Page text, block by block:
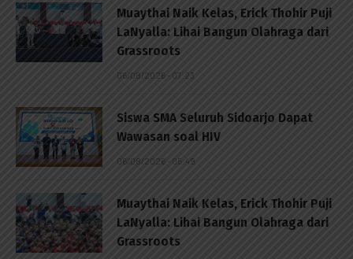
Muaythai Naik Kelas, Erick Thohir Puji
LaNyalla: Lihai Bangun Olahraga dari
Grassroots
06/08/2026 - 07:23
Siswa SMA Seluruh Sidoarjo Dapat
Wawasan soal HIV
06/08/2026 - 05:49
Muaythai Naik Kelas, Erick Thohir Puji
LaNyalla: Lihai Bangun Olahraga dari
Grassroots